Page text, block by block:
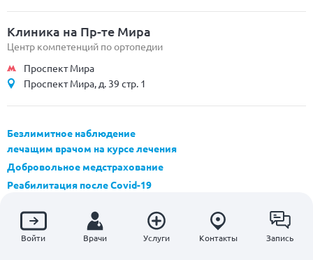
Клиника на Пр-те Мира
Центр компетенций по ортопедии
Проспект Мира
Проспект Мира, д. 39 стр. 1
Безлимитное наблюдение
лечащим врачом на курсе лечения
Добровольное медстрахование
Реабилитация после Covid-19
Удаление грыжи позвоночника
Хирургические операции
Войти Врачи Услуги Контакты Запись